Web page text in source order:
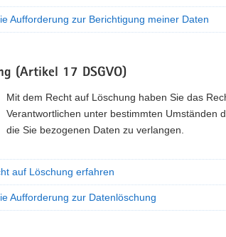
Aufforderung zur Berichtigung meiner Daten
(Artikel 17 DSGVO)
Mit dem Recht auf Löschung haben Sie das
Verantwortlichen unter bestimmten Umständen
die Sie bezogenen Daten zu verlangen.
auf Löschung erfahren
Aufforderung zur Datenlöschung